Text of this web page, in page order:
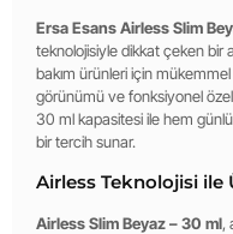
Ersa Esans Airless Slim
teknolojisiyle dikkat çeken bir
bakım ürünleri için
görünümü ve fonksiyonel
30 ml kapasitesi ile hem
bir tercih sunar.
Airless Teknolojisi ile
Airless Slim Beyaz – 30 ml,